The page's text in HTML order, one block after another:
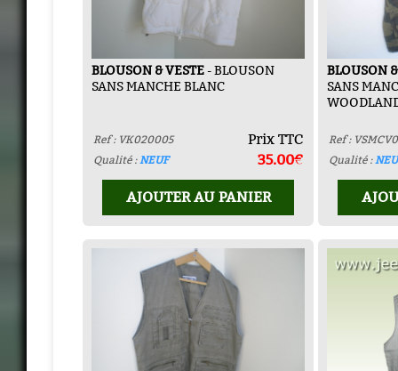
BLOUSON & VESTE- BLOUSON
SANS MANCHE BLANC
Ref : VK020005 Prix TTC
Qualité :NEUF 35.00€
AJOUTER AU PANIER
BLOUSON
SANS
Ref :
Qualité :